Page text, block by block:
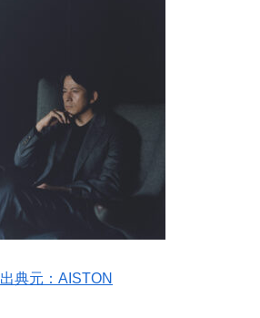
出典元：AISTON